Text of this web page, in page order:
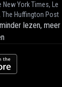
York Times, Le
The Huffington Post
lezen, meer